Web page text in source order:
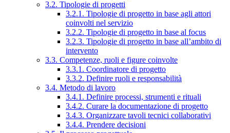
3.2. Tipologie di progetti
3.2.1. Tipologie di progetto in base agli attori
coinvolti nel servizio
3.2.2. Tipologie di progetto in base al focus
3.2.3. Tipologie di progetto in base all’ambito di
intervento
3.3. Competenze, ruoli e figure coinvolte
3.3.1. Coordinatore di progetto
3.3.2. Definire ruoli e responsabilità
3.4. Metodo di lavoro
3.4.1. Definire processi, strumenti e rituali
3.4.2. Curare la documentazione di progetto
3.4.3. Organizzare tavoli tecnici collaborativi
3.4.4. Prendere decisioni